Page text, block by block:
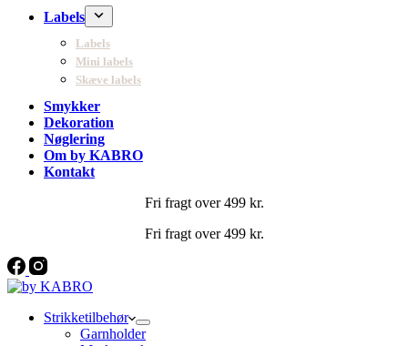
Labels
Labels
Mini labels
Skæve labels
Smykker
Dekoration
Nøglering
Om by KABRO
Kontakt
Fri fragt over 499 kr.
Fri fragt over 499 kr.
Strikketilbehør
Garnholder